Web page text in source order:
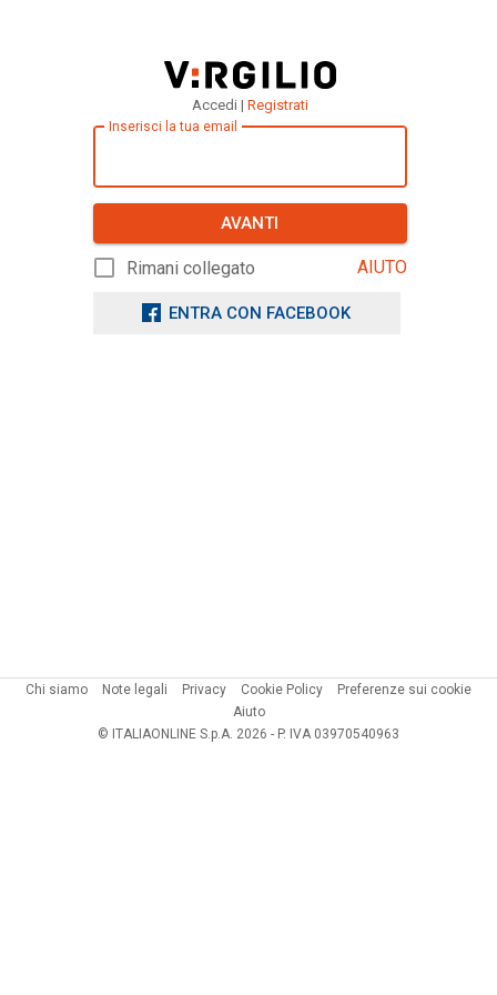
Accedi | Registrati
Inserisci la tua email
AVANTI
Rimani collegato AIUTO
ENTRA CON FACEBOOK
Chi siamo Note legali Privacy Cookie Policy
Preferenze sui cookie
Aiuto
© ITALIAONLINE S.p.A. 2026 - P. IVA 03970540963